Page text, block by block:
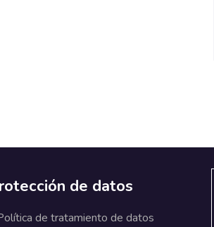
de datos
de tratamiento de datos